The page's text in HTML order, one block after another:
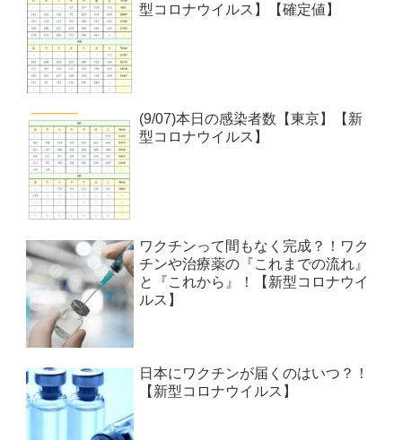
型コロナウイルス】【確定値】
(9/07)本日の感染者数【東京】【新
型コロナウイルス】
ワクチンって間もなく完成？！ワク
チンや治療薬の『これまでの流れ』
と『これから』！【新型コロナウイ
ルス】
日本にワクチンが届くのはいつ？！
【新型コロナウイルス】